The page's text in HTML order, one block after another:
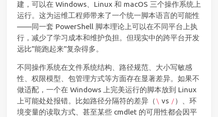
建，可以在 Windows、Linux 和 macOS 三个操作系统上
运行。这为运维工程师带来了一个统一脚本语言的可能性
——同一套 PowerShell 脚本理论上可以在不同平台上执
行，减少了学习成本和维护负担。但现实中的跨平台开发
远比”能跑起来”复杂得多。
不同操作系统在文件系统结构、路径规范、大小写敏感
性、权限模型、包管理方式等方面存在显著差异。如果不
做适配，一个在 Windows 上完美运行的脚本放到 Linux
上可能处处报错。比如路径分隔符的差异（\ vs /）、环
境变量的读取方式、甚至某些 cmdlet 的可用性都会因平